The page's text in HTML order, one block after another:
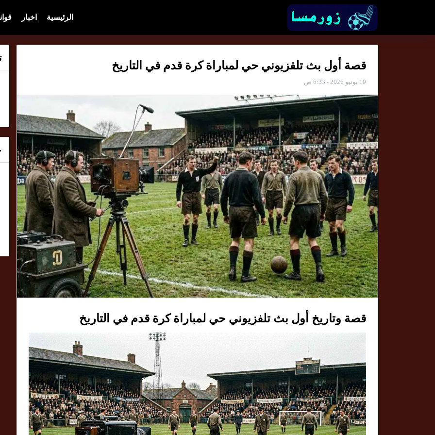
الرئيسية اخبار
قصة أول بث تلفزيوني حي لمباراة كرة قدم في التاريخ
19 يونيو 2026 - 6:33 ص
قصة وتاريخ أول بث تلفزيوني حي لمباراة كرة قدم في التاريخ